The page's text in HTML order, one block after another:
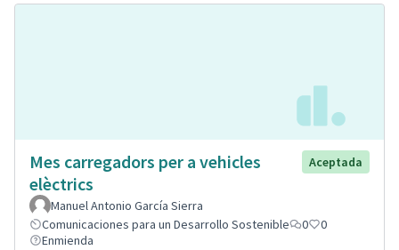
Mes carregadors per a vehicles
elèctrics
Aceptada
Manuel Antonio García Sierra
Comunicaciones para un Desarrollo Sostenible
0
0
Enmienda